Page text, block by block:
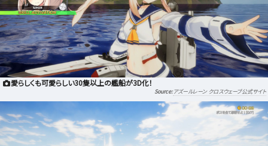
愛らしくも可愛らしい30隻以上の艦船が3D化！
アズールレーン クロスウェーブ公式サイト